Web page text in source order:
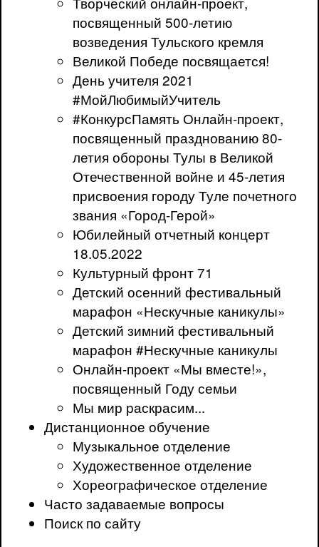
посвященный 500-летию
возведения Тульского кремля
Великой Победе посвящается!
День учителя 2021
#МойЛюбимыйУчитель
#КонкурсПамять Онлайн-проект,
посвященный празднованию 80-
летия обороны Тулы в Великой
Отечественной войне и 45-летия
присвоения городу Туле почетного
звания «Город-Герой»
Юбилейный отчетный концерт
18.05.2022
Культурный фронт 71
Детский осенний фестивальный
марафон «Нескучные каникулы»
Детский зимний фестивальный
марафон #Нескучные каникулы
Онлайн-проект «Мы вместе!»,
посвященный Году семьи
Мы мир раскрасим...
Дистанционное обучение
Музыкальное отделение
Художественное отделение
Хореографическое отделение
Часто задаваемые вопросы
Поиск по сайту